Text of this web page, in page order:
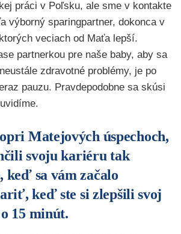
práci v Poľsku, ale sme v kontakte
výborný sparingpartner, dokonca v
veciach od Maťa lepší.
partnerkou pre naše baby, aby sa
zdravotné problémy, je po
pauzu. Pravdepodobne sa skúsi
Matejových úspechoch,
svoju kariéru tak
keď sa vám začalo
keď ste si zlepšili svoj
15 minút.